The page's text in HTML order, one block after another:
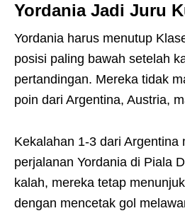
Yordania Jadi Juru
Yordania harus menutup
posisi paling bawah setelah
pertandingan. Mereka tidak
poin dari Argentina, Austria,
Kekalahan 1-3 dari Argentina
perjalanan Yordania di Piala
kalah, mereka tetap
dengan mencetak gol